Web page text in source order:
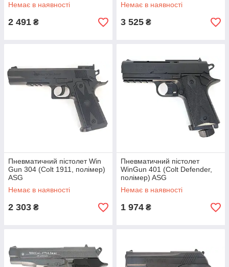
Немає в наявності
2 491 ₴
Немає в наявності
3 525 ₴
Пневматичний пістолет Win
Gun 304 (Colt 1911, полімер)
ASG
Немає в наявності
2 303 ₴
Пневматичний пістолет
WinGun 401 (Colt Defender,
полімер) ASG
Немає в наявності
1 974 ₴